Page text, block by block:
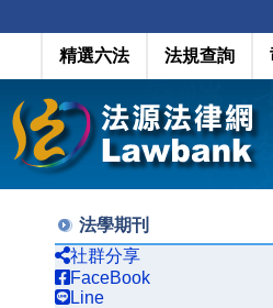
精選六法 法規查詢
法學期刊
社群分享
FaceBook
Line